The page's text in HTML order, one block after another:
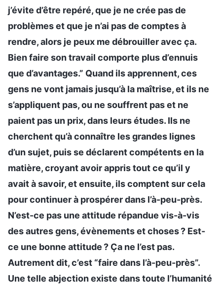
j’évite d’être repéré, que je ne crée pas de
problèmes et que je n’ai pas de comptes à
rendre, alors je peux me débrouiller avec ça.
Bien faire son travail comporte plus d’ennuis
que d’avantages.” Quand ils apprennent, ces
gens ne vont jamais jusqu’à la maîtrise, et ils ne
s’appliquent pas, ou ne souffrent pas et ne
paient pas un prix, dans leurs études. Ils ne
cherchent qu’à connaître les grandes lignes
d’un sujet, puis se déclarent compétents en la
matière, croyant avoir appris tout ce qu’il y
avait à savoir, et ensuite, ils comptent sur cela
pour continuer à prospérer dans l’à-peu-près.
N’est-ce pas une attitude répandue vis-à-vis
des autres gens, évènements et choses ? Est-
ce une bonne attitude ? Ça ne l’est pas.
Autrement dit, c’est “faire dans l’à-peu-près”.
Une telle abjection existe dans toute l’humanité